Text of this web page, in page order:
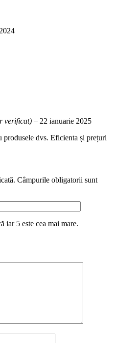
verificat) – 22 ianuarie 2025
produsele dvs. Eficienta și prețuri
Câmpurile obligatorii sunt
iar 5 este cea mai mare.